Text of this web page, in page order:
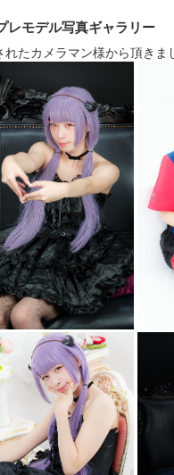
レモデル写真ギャラリー
れたカメラマン様から頂き